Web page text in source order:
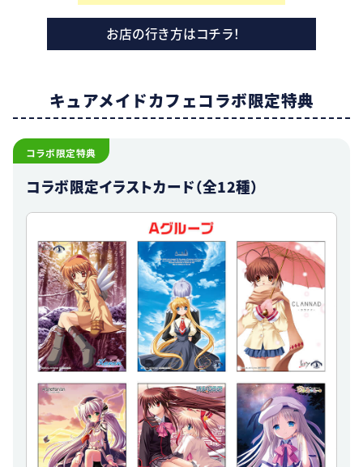
お店の行き方はコチラ！
キュアメイドカフェコラボ限定特典
コラボ限定特典
コラボ限定イラストカード（全12種）